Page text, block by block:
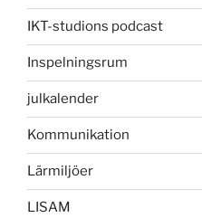
IKT-studions podcast
Inspelningsrum
julkalender
Kommunikation
Lärmiljöer
LISAM